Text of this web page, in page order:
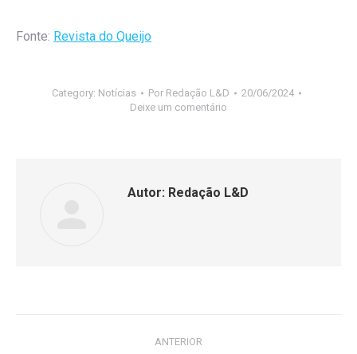
Fonte: Revista do Queijo
Category: Notícias Por Redação L&D
20/06/2024
Deixe um comentário
Autor: Redação L&D
ANTERIOR